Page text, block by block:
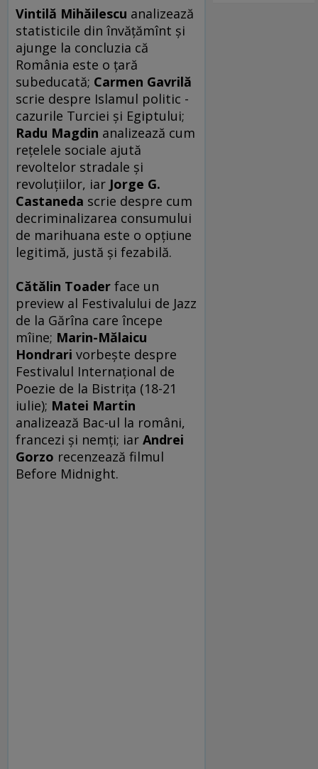
Vintilă Mihăilescu analizează
statisticile din învăţămînt şi
ajunge la concluzia că
România este o ţară
subeducată; Carmen Gavrilă
scrie despre Islamul politic -
cazurile Turciei şi Egiptului;
Radu Magdin analizează cum
reţelele sociale ajută
revoltelor stradale şi
revoluţiilor, iar Jorge G.
Castaneda scrie despre cum
decriminalizarea consumului
de marihuana este o opţiune
legitimă, justă şi fezabilă.
Cătălin Toader face un
preview al Festivalului de Jazz
de la Gărîna care începe
mîine; Marin-Mălaicu
Hondrari vorbeşte despre
Festivalul Internaţional de
Poezie de la Bistriţa (18-21
iulie); Matei Martin
analizează Bac-ul la români,
francezi şi nemţi; iar Andrei
Gorzo recenzează filmul
Before Midnight.